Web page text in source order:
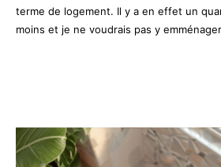
terme de logement. Il y a en effet un
moins et je ne voudrais pas y